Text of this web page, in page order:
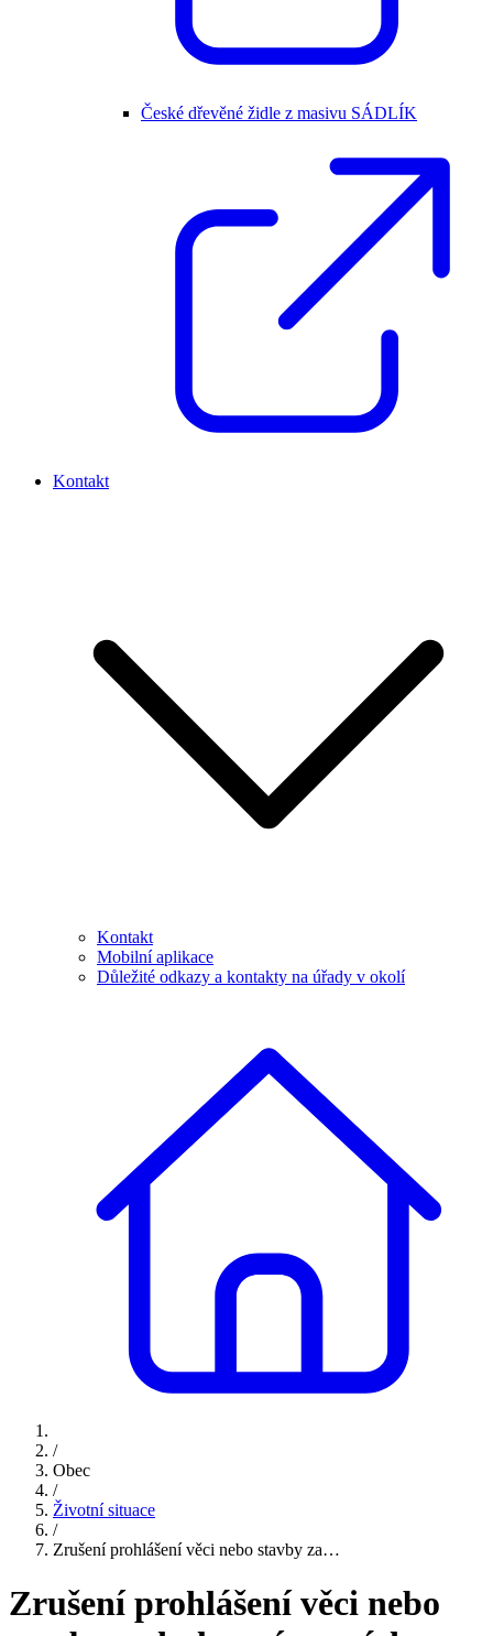
České dřevěné židle z masivu SÁDLÍK
Kontakt
Kontakt
Mobilní aplikace
Důležité odkazy a kontakty na úřady v okolí
/
Obec
/
Životní situace
/
Zrušení prohlášení věci nebo stavby za…
Zrušení prohlášení věci nebo